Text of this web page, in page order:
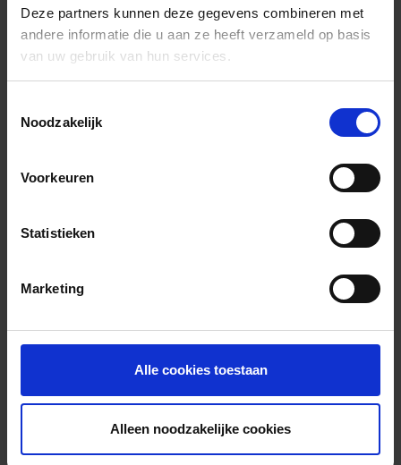
Deze partners kunnen deze gegevens combineren met
andere informatie die u aan ze heeft verzameld op basis
van uw gebruik van hun services.
Noodzakelijk
Voorkeuren
Statistieken
Marketing
Alle cookies toestaan
Alleen noodzakelijke cookies